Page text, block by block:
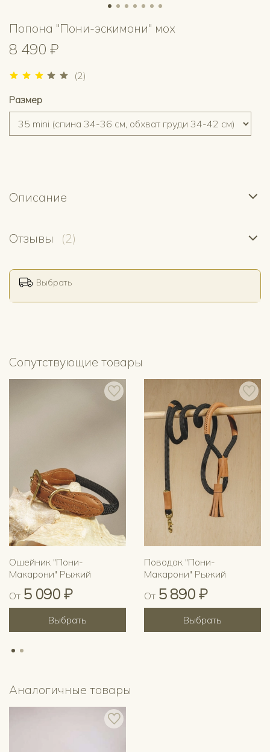
(2)
Попона "Пони-эскимони" мох
8 490 ₽
Размер
Описание
Отзывы (2)
Выбрать
Сопутствующие товары
Ошейник "Пони-
Макарони" Рыжий
От 5 090 ₽
Выбрать
Поводок "Пони-
Макарони" Рыжий
От 5 890 ₽
Выбрать
Аналогичные товары